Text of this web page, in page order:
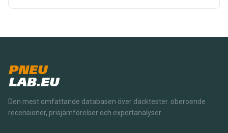
PNEU
LAB.EU
Den mest omfattande databasen över däcktester. oberoende
recensioner, prisjämförelser och expertanalyser.